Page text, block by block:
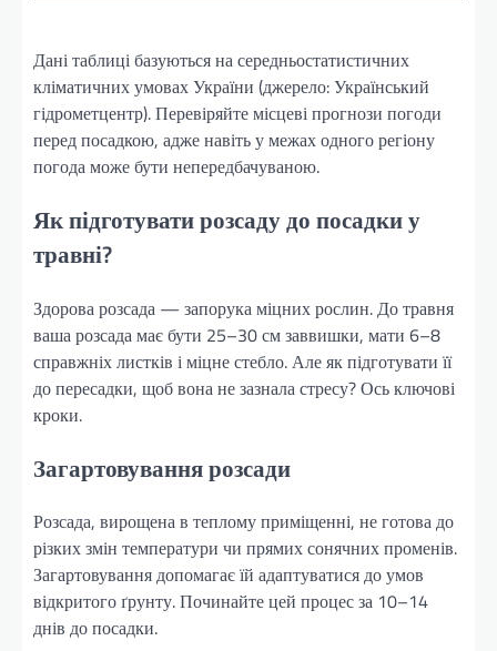
Дані таблиці базуються на середньостатистичних
кліматичних умовах України (джерело: Український
гідрометцентр). Перевіряйте місцеві прогнози погоди
перед посадкою, адже навіть у межах одного регіону
погода може бути непередбачуваною.
Як підготувати розсаду до посадки у
травні?
Здорова розсада — запорука міцних рослин. До травня
ваша розсада має бути 25–30 см заввишки, мати 6–8
справжніх листків і міцне стебло. Але як підготувати її
до пересадки, щоб вона не зазнала стресу? Ось ключові
кроки.
Загартовування розсади
Розсада, вирощена в теплому приміщенні, не готова до
різких змін температури чи прямих сонячних променів.
Загартовування допомагає їй адаптуватися до умов
відкритого ґрунту. Починайте цей процес за 10–14
днів до посадки.